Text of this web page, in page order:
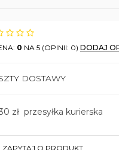
0 NA 5 (OPINII: 0) DODAJ
DOSTAWY
zł przesyłka kurierska
ZAPYTAJ O PRODUKT